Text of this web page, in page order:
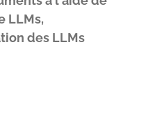
LLMs,
des LLMs